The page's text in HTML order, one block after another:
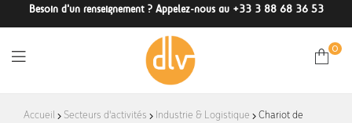
Besoin d'un renseignement ? Appelez-nous au +33 3 88 68 36 53
DLV-
0
Accueil Secteurs d'activités Industrie & Logistique
Chariot de